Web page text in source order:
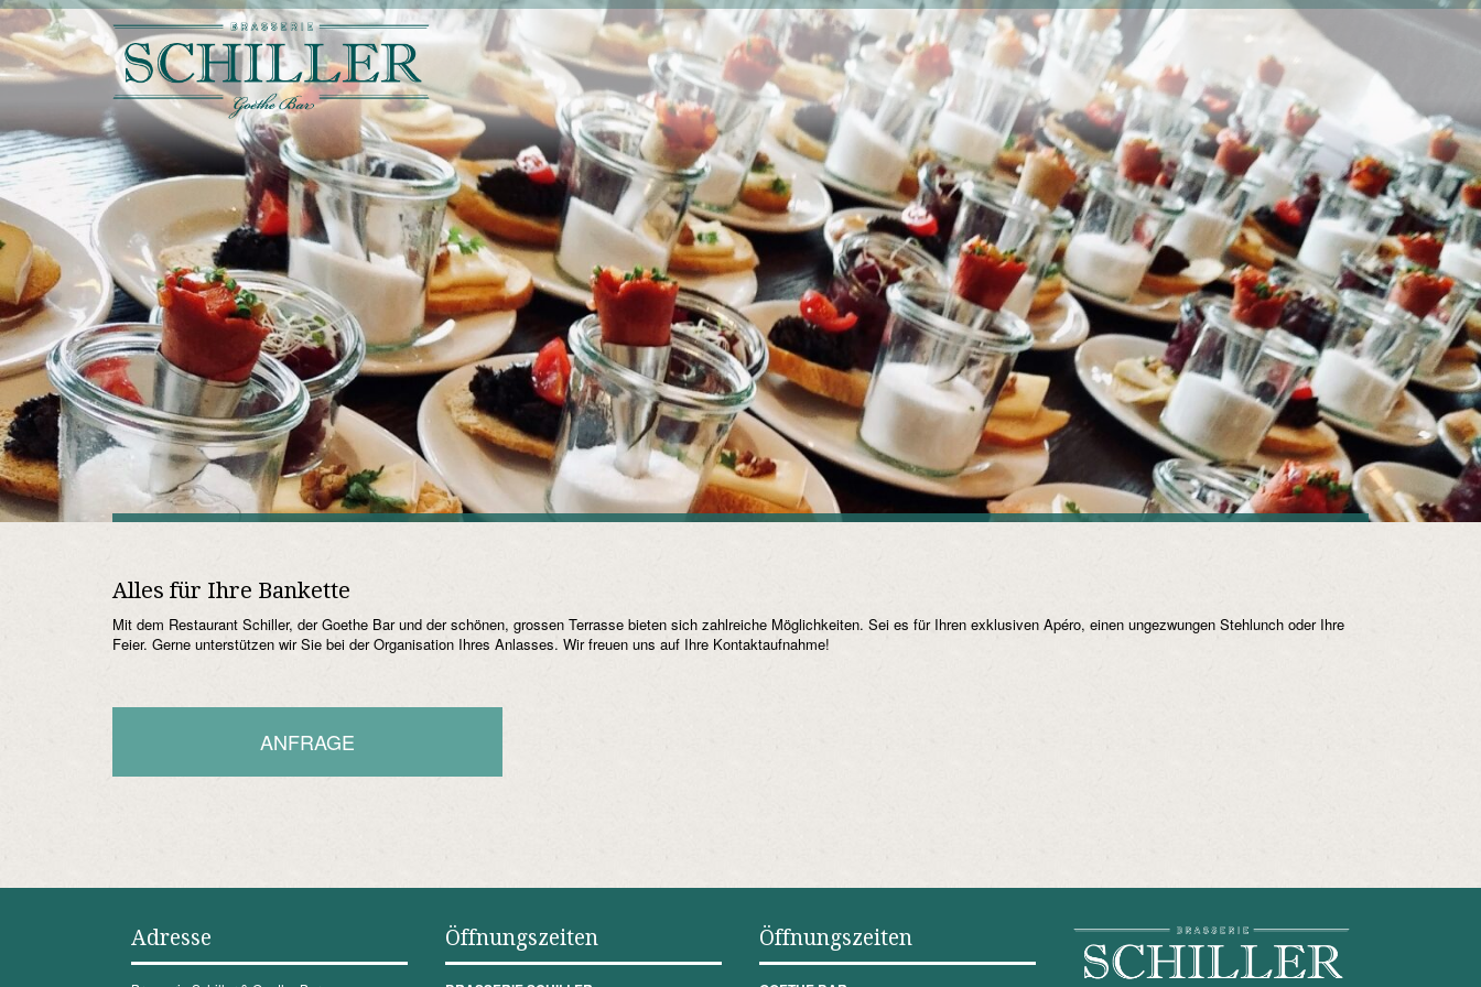
Alles für Ihre Bankette
Mit dem Restaurant Schiller, der Goethe Bar und der schönen, grossen Terrasse bieten sich zahlreiche Möglichkeiten. Sei es für Ihren exklusiven Apéro, einen ungezwungen Stehlunch oder Ihre
Feier. Gerne unterstützen wir Sie bei der Organisation Ihres Anlasses. Wir freuen uns auf Ihre Kontaktaufnahme!
ANFRAGE
Adresse Öffnungszeiten Öffnungszeiten